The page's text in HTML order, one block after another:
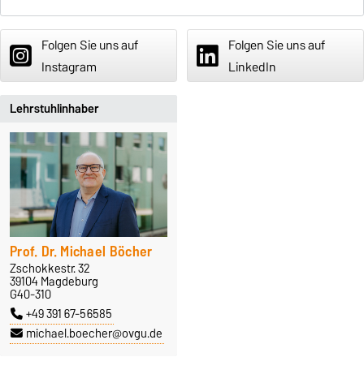
Folgen Sie uns auf
Instagram
Folgen Sie uns auf
LinkedIn
Lehrstuhlinhaber
Prof. Dr. Michael Böcher
Zschokkestr. 32
39104 Magdeburg
G40-310
+49 391 67-56585
michael.boecher@ovgu.de